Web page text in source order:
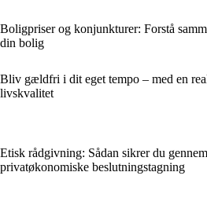
Boligpriser og konjunkturer: Forstå
din bolig
Bliv gældfri i dit eget tempo – med en
livskvalitet
Etisk rådgivning: Sådan sikrer du
privatøkonomiske beslutningstagning